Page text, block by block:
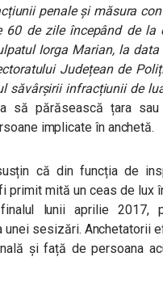
penale și măsura
60 de zile începând de la
Iorga Marian, la
Județean de
săvârșirii infracțiunii de
să părăsească țara
implicate în anchetă.
că din funcția de
primit mită un ceas de lux
lunii aprilie 2017,
unei sesizări. Anchetatorii
și față de persoana